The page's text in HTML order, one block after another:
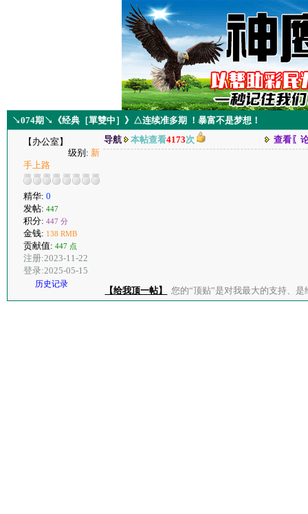
↘074期↘《经典［單雙中］》△连续准多期 ！暴富不是梦想！
【办公室】
级别: 新
手上路
精华: 0
发帖: 447
积分: 447 分
金钱: 138 RMB
贡献值: 447 点
注册:2023-11-22
登录:2025-05-15
历史记录
导航 本帖查看4173次 查看〖
【给我顶一帖】 您的“顶贴”是对我最大的支持、